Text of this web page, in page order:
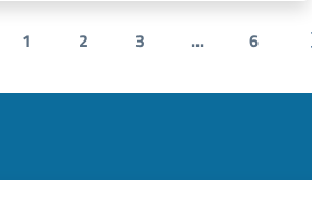
precedente
1 2 3 ... 6